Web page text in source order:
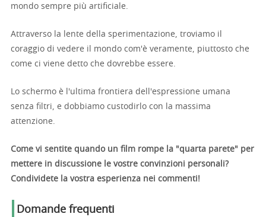
mondo sempre più artificiale.
Attraverso la lente della sperimentazione, troviamo il
coraggio di vedere il mondo com'è veramente, piuttosto che
come ci viene detto che dovrebbe essere.
Lo schermo è l'ultima frontiera dell'espressione umana
senza filtri, e dobbiamo custodirlo con la massima
attenzione.
Come vi sentite quando un film rompe la "quarta parete" per
mettere in discussione le vostre convinzioni personali?
Condividete la vostra esperienza nei commenti!
Domande frequenti